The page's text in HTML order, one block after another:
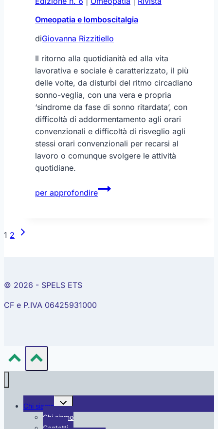
Omeopatia e lomboscitalgia
diGiovanna Rizzitiello
Il ritorno alla quotidianità ed alla vita
lavorativa e sociale è caratterizzato, il più
delle volte, da disturbi del ritmo circadiano
sonno-veglia, con una vera e propria
‘sindrome da fase di sonno ritardata’, con
difficoltà di addormentamento agli orari
convenzionali e difficoltà di risveglio agli
stessi orari convenzionali per recarsi al
lavoro o comunque svolgere le attività
quotidiane.
per approfondire
Omeopatia
e
Navigazione
1 2
Pagina
© 2026 - SPELS ETS
CF e P.IVA 06425931000
Chi siamo
Alterna
menu
figlio
Chi siamo